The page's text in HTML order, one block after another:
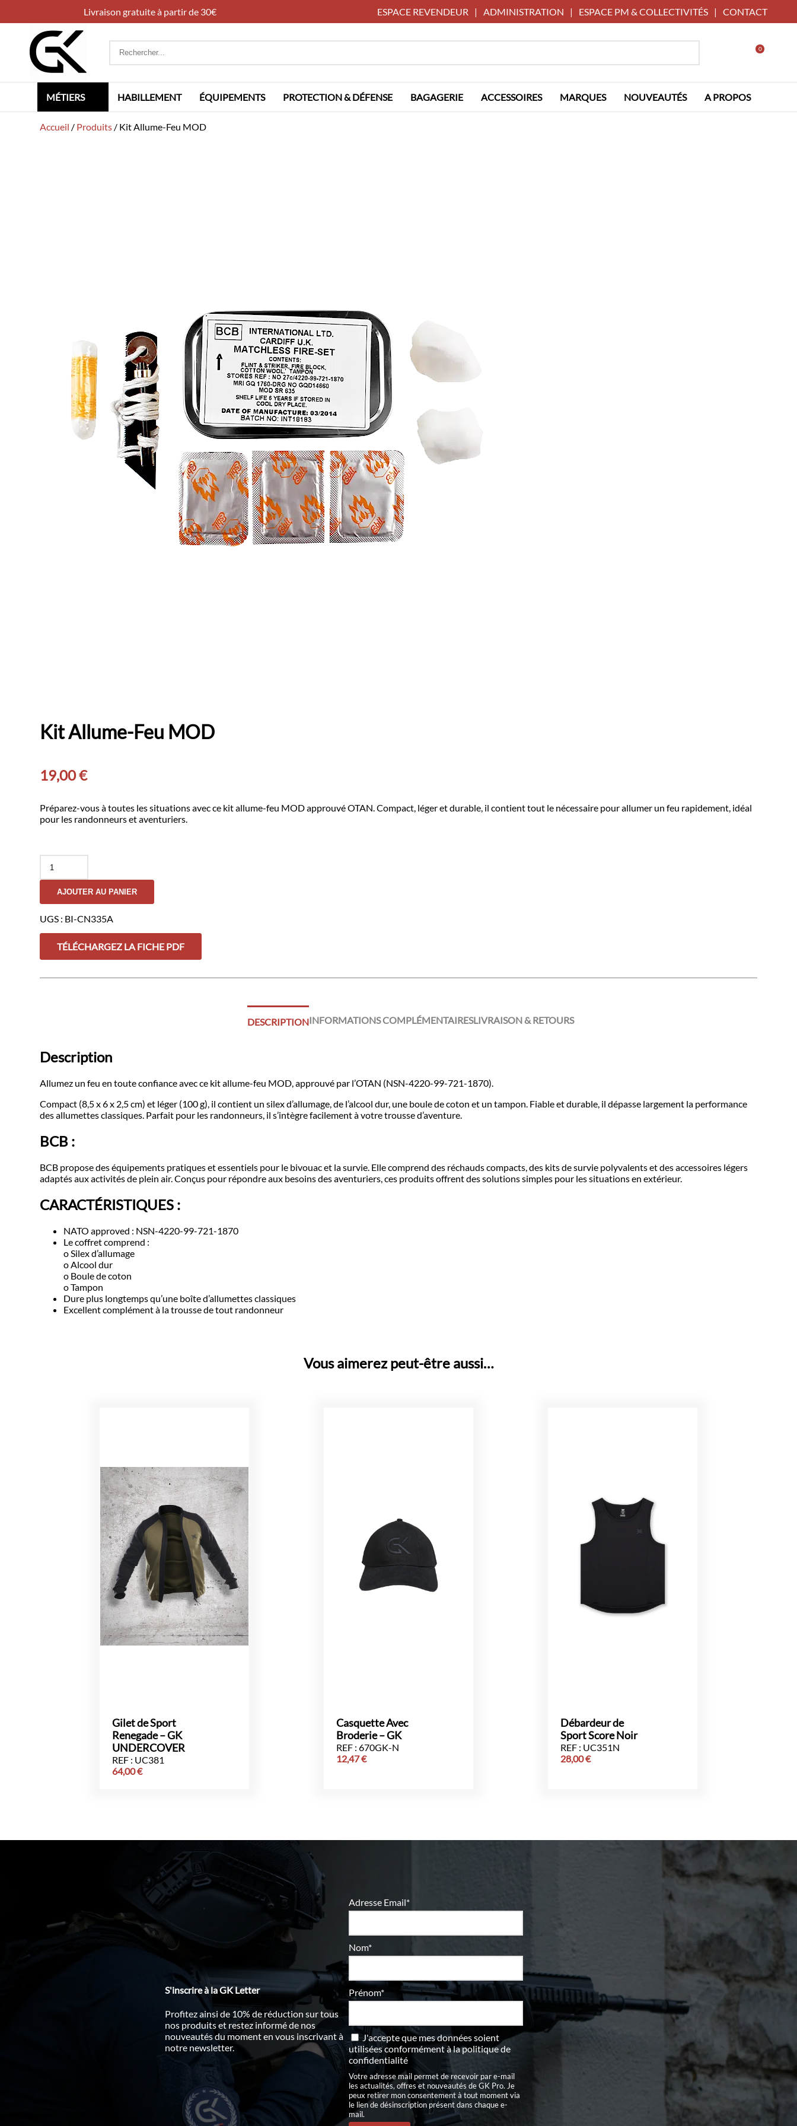
Livraison gratuite à partir de 30€ ESPACE REVENDEUR | ADMINISTRATION | ESPACE PM & COLLECTIVITÉS | CONTACT
Rechercher
0
MÉTIERS HABILLEMENT ÉQUIPEMENTS PROTECTION & DÉFENSE BAGAGERIE ACCESSOIRES MARQUES NOUVEAUTÉS A PROPOS
Accueil / Produits / Kit Allume-Feu MOD
Kit Allume-Feu MOD
19,00€
Préparez-vous à toutes les situations avec ce kit allume-feu MOD approuvé OTAN. Compact, léger et durable, il contient tout le nécessaire pour allumer un feu rapidement, idéal
pour les randonneurs et aventuriers.
Kit
Allume-
Feu
MOD
AJOUTER AU PANIER
UGS : BI-CN335A
TÉLÉCHARGEZ LA FICHE PDF
DESCRIPTIONINFORMATIONS COMPLÉMENTAIRESLIVRAISON & RETOURS
Description
Allumez un feu en toute confiance avec ce kit allume-feu MOD, approuvé par l’OTAN (NSN-4220-99-721-1870).
Compact (8,5 x 6 x 2,5 cm) et léger (100 g), il contient un silex d’allumage, de l’alcool dur, une boule de coton et un tampon. Fiable et durable, il dépasse largement la performance
des allumettes classiques. Parfait pour les randonneurs, il s’intègre facilement à votre trousse d’aventure.
BCB :
BCB propose des équipements pratiques et essentiels pour le bivouac et la survie. Elle comprend des réchauds compacts, des kits de survie polyvalents et des accessoires légers
adaptés aux activités de plein air. Conçus pour répondre aux besoins des aventuriers, ces produits offrent des solutions simples pour les situations en extérieur.
CARACTÉRISTIQUES :
NATO approved : NSN-4220-99-721-1870
Le coffret comprend :
o Silex d’allumage
o Alcool dur
o Boule de coton
o Tampon
Dure plus longtemps qu’une boîte d’allumettes classiques
Excellent complément à la trousse de tout randonneur
Vous aimerez peut-être aussi…
Gilet de Sport
Renegade – GK
UNDERCOVER
REF : UC381
64,00€
Casquette Avec
Broderie – GK
REF : 670GK-N
12,47€
Débardeur de
Sport Score Noir
REF : UC351N
28,00€
S'inscrire à la GK Letter
Profitez ainsi de 10% de réduction sur tous
nos produits et restez informé de nos
nouveautés du moment en vous inscrivant à
notre newsletter.
Adresse Email*
Nom*
Prénom*
J'accepte que mes données soient
utilisées conformément àla politique de
confidentialité
Votre adresse mail permet de recevoir par e-mail
les actualités, offres et nouveautés de GK Pro. Je
peux retirer mon consentement à tout moment via
le lien de désinscription présent dans chaque e-
mail.